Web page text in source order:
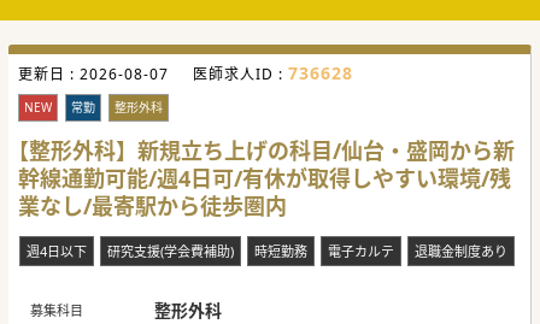
ル調整によって大変取得しやすいという恵まれた環境が整っ
■金曜から日曜および祝日の診療は非常勤医師が対応してお
り、常勤医師の皆様の負担軽減に努める体制がしっかりとあ
ります。
【職場環境と雰囲気】
■在籍している常勤医師の皆様は病院の近隣にお住まいでい
らっしゃり、地域に密着した和やかな雰囲気の中で勤務され
ています。
■医師同士の連携は非常に円滑に行われており、派閥なども
一切存在しない非常に風通しの良い良好な職場環境が保たれ
ています。
■派閥やしがらみが一切なく医師同士のコミュニケーション
も活発なため、困ったことがあればすぐに相談できる働きや
すい環境です。
更新日 : 2026-08-07 医師求人ID : 736628
NEW 常勤 整形外科
【整形外科】新規立ち上げの科目/仙台・盛岡から新
幹線通勤可能/週4日可/有休が取得しやすい環境/残
業なし/最寄駅から徒歩圏内
週4日以下 研究支援(学会費補助) 時短勤務 電子カルテ 退職金制度あり
募集科目 整形外科